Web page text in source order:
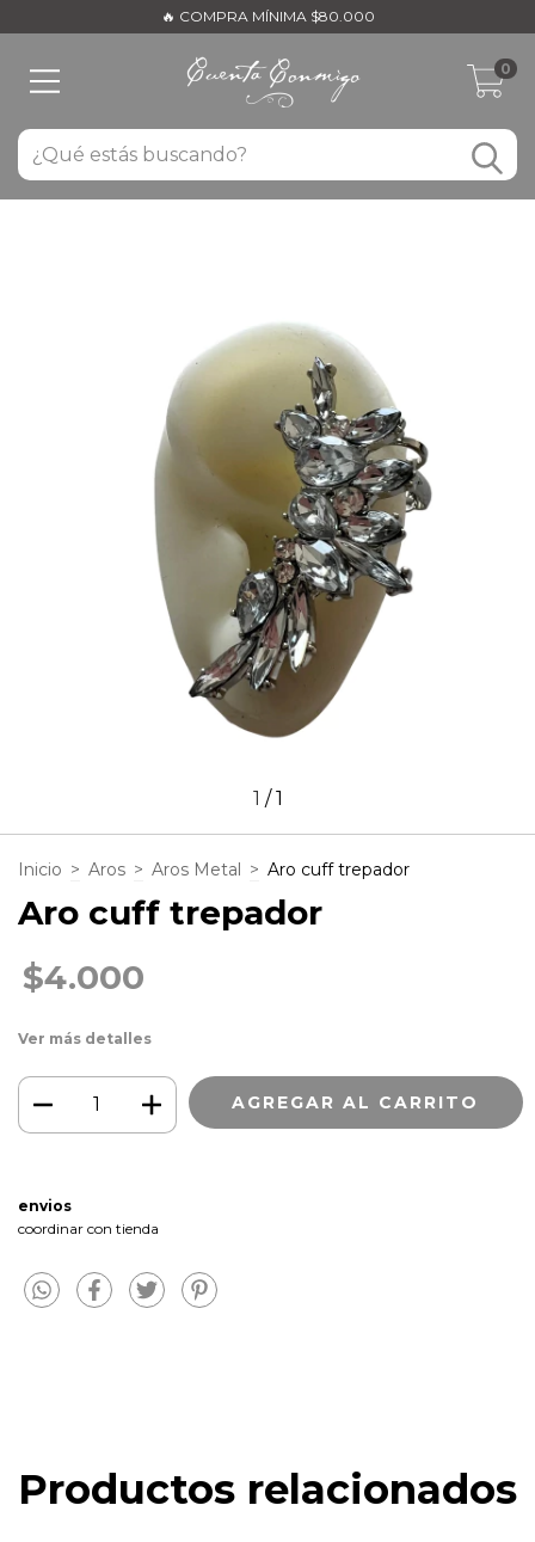
🔥 COMPRA MÍNIMA $80.000
0
1 /1
Inicio > Aros > Aros Metal > Aro cuff trepador
Aro cuff trepador
$4.000
Ver más detalles
envios
coordinar con tienda
Productos relacionados